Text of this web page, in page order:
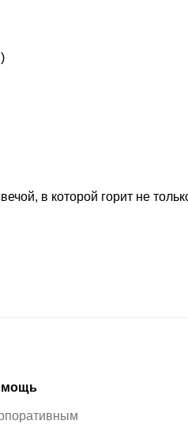
в которой горит не